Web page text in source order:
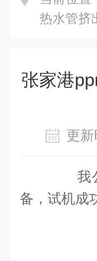
热水管挤
张家港
更
我公
备，试机成